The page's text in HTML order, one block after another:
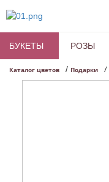
БУКЕТЫ РОЗЫ
Каталог цветов / Подарки /